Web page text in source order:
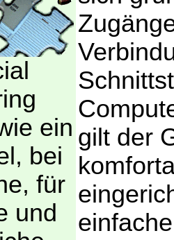
ein
bei
für
und
gilt der